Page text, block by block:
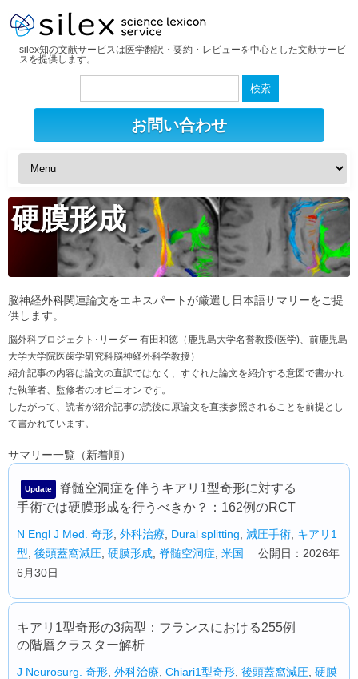
silex知の文献サービスは医学翻訳・要約・レビューを中心とした文献サービ
スを提供します。
検
お問い合わせ
硬膜形成
脳神経外科関連論文をエキスパートが厳選し日本語サマリーをご提
供します。
脳外科プロジェクト･リーダー 有田和徳（鹿児島大学名誉教授(医学)、前鹿児島
大学大学院医歯学研究科脳神経外科学教授）
紹介記事の内容は論文の直訳ではなく、すぐれた論文を紹介する意図で書かれ
た執筆者、監修者のオピニオンです。
したがって、読者が紹介記事の読後に原論文を直接参照されることを前提とし
て書かれています。
サマリー一覧（新着順）
Update
脊髄空洞症を伴うキアリ1型奇形に対する
手術では硬膜形成を行うべきか？：162例のRCT
N Engl J Med. 奇形 外科治療 Dural splitting 減圧手術 キアリ1
型 後頭蓋窩減圧 硬膜形成 脊髄空洞症 米国
公開日：2026年
6月30日
キアリ1型奇形の3病型：フランスにおける255例
の階層クラスター解析
J Neurosurg. 奇形 外科治療 Chiari1型奇形 後頭蓋窩減圧 硬膜